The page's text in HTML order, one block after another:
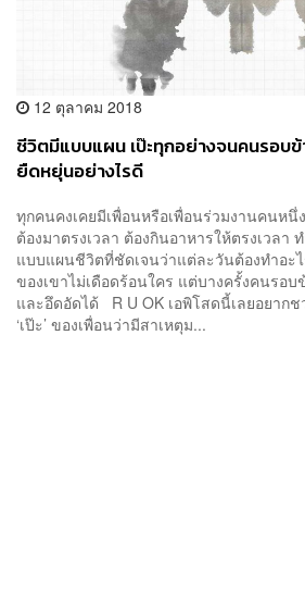
12 ตุลาคม 2018
ชีวิตมีแบบแผน เป๊ะทุกอย่างจนคนรอบข้
ยืดหยุ่นอย่างไรดี
ทุกคนคงเคยมีเพื่อนหรือเพื่อนร่วมงานคนหนึ่ง
ต้องมาตรงเวลา ต้องกินอาหารให้ตรงเวลา
แบบแผนชีวิตที่ชัดเจนว่าแต่ละวันต้องทำอะ
ของเขาไม่เดือดร้อนใคร แต่บางครั้งคนรอบข้
และอึดอัดได้ R U OK เอพิโสดนี้เลยอยาก
‘เป๊ะ’ ของเพื่อนว่ามีสาเหตุม...